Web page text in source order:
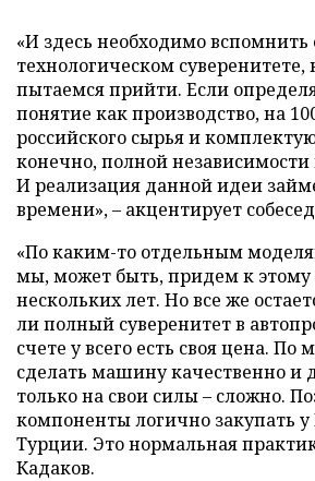
«И здесь необходимо вспомнить
технологическом
пытаемся прийти. Если
понятие как производство, на
российского сырья и
конечно, полной
И реализация данной идеи
времени», – акцентирует
«По каким-то отдельным
мы, может быть, придем к этому
нескольких лет. Но все же
ли полный суверенитет в
счете у всего есть своя цена.
сделать машину качественно и
только на свои силы – сложно.
компоненты логично закупать
Турции. Это нормальная
Кадаков.